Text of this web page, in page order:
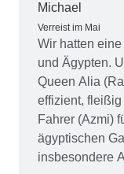
Michael
Verreist im Mai
Wir hatten
und Ägypten.
Queen Alia
effizient,
Fahrer (Azmi)
ägyptischen
insbesondere